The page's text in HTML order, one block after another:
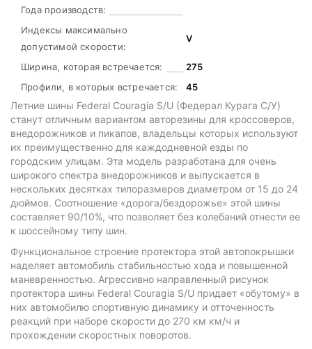
Года производств:
Индексы максимально
допустимой скорости:
V
Ширина, которая встречается:
275
Профили, в которых встречается:
45
Летние шины Federal Couragia S/U (Федерал Курага С/У)
станут отличным вариантом авторезины для кроссоверов,
внедорожников и пикапов, владельцы которых используют
их преимущественно для каждодневной езды по
городским улицам. Эта модель разработана для очень
широкого спектра внедорожников и выпускается в
нескольких десятках типоразмеров диаметром от 15 до 24
дюймов. Соотношение «дорога/бездорожье» этой шины
составляет 90/10%, что позволяет без колебаний отнести ее
к шоссейному типу шин.
Функциональное строение протектора этой автопокрышки
наделяет автомобиль стабильностью хода и повышенной
маневренностью. Агрессивно направленный рисунок
протектора шины Federal Couragia S/U придает «обутому» в
них автомобилю спортивную динамику и отточенность
реакций при наборе скорости до 270 км км/ч и
прохождении скоростных поворотов.